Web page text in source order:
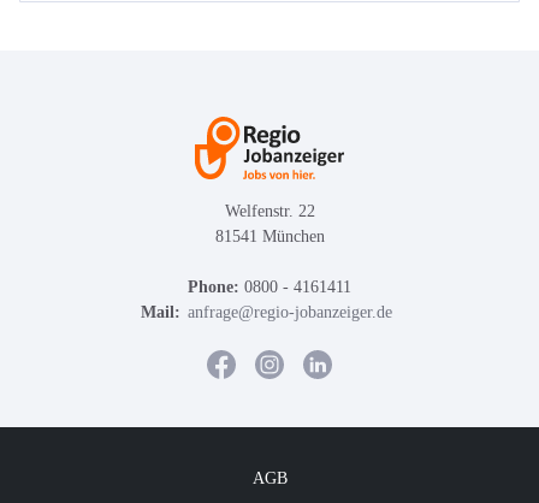
Welfenstr. 22
81541 München
Phone: 0800 - 4161411
Mail: anfrage@regio-jobanzeiger.de
AGB